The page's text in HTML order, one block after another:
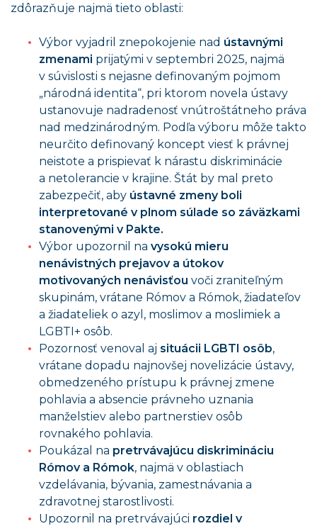
zdôrazňuje najmä tieto oblasti:
Výbor vyjadril znepokojenie nad ústavnými
zmenami prijatými v septembri 2025, najmä
v súvislosti s nejasne definovaným pojmom
„národná identita“, pri ktorom novela ústavy
ustanovuje nadradenosť vnútroštátneho práva
nad medzinárodným. Podľa výboru môže takto
neurčito definovaný koncept viesť k právnej
neistote a prispievať k nárastu diskriminácie
a netolerancie v krajine. Štát by mal preto
zabezpečiť, aby ústavné zmeny boli
interpretované v plnom súlade so záväzkami
stanovenými v Pakte.
Výbor upozornil na vysokú mieru
nenávistných prejavov a útokov
motivovaných nenávisťou voči zraniteľným
skupinám, vrátane Rómov a Rómok, žiadateľov
a žiadateliek o azyl, moslimov a moslimiek a
LGBTI+ osôb.
Pozornosť venoval aj situácii LGBTI osôb,
vrátane dopadu najnovšej novelizácie ústavy,
obmedzeného prístupu k právnej zmene
pohlavia a absencie právneho uznania
manželstiev alebo partnerstiev osôb
rovnakého pohlavia.
Poukázal na pretrvávajúcu diskrimináciu
Rómov a Rómok, najmä v oblastiach
vzdelávania, bývania, zamestnávania a
zdravotnej starostlivosti.
Upozornil na pretrvávajúci rozdiel v